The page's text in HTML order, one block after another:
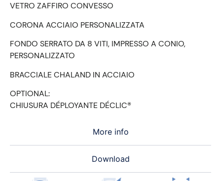
More info
Download
VETRO ZAFFIRO CONVESSO
CORONA ACCIAIO PERSONALIZZATA
FONDO SERRATO DA 8 VITI, IMPRESSO A CONIO,
PERSONALIZZATO
BRACCIALE CHALAND IN ACCIAIO
OPTIONAL:
CHIUSURA DÉPLOYANTE DÉCLIC®